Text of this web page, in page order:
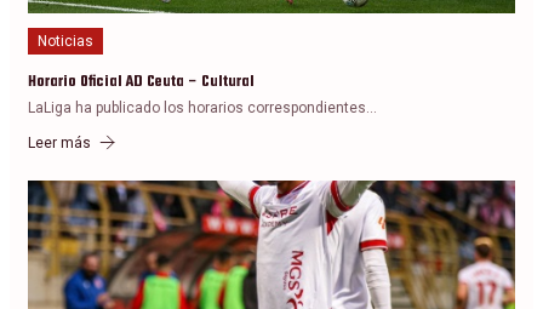
Noticias
Horario Oficial AD Ceuta – Cultural
LaLiga ha publicado los horarios correspondientes…
Leer más